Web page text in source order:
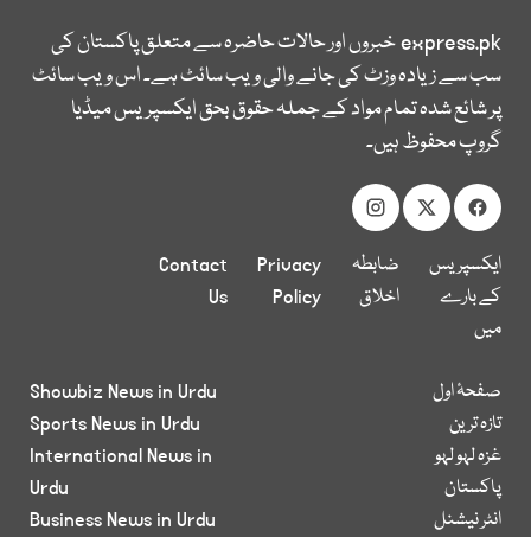
express.pkخبروں اور حالات حاضرہ سے متعلق پاکستان کی
سب سے زیادہ وزٹ کی جانے والی ویب سائٹ ہے۔ اس ویب سائٹ
پر شائع شدہ تمام مواد کے جملہ حقوق بحق ایکسپریس میڈیا
گروپ محفوظ ہیں۔
ایکسپریس
کے بارے
میں
ضابطہ
اخلاق
Privacy
Policy
Contact
Us
صفحۂ اول
تازہ ترین
غزہ لہو لہو
پاکستان
انٹر نیشنل
Showbiz News in Urdu
Sports News in Urdu
International News in
Urdu
Business News in Urdu